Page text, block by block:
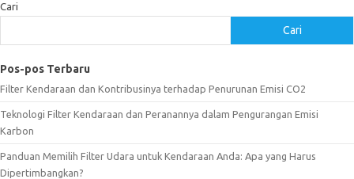
Cari
Cari
Pos-pos Terbaru
Filter Kendaraan dan Kontribusinya terhadap Penurunan Emisi CO2
Teknologi Filter Kendaraan dan Peranannya dalam Pengurangan Emisi
Karbon
Panduan Memilih Filter Udara untuk Kendaraan Anda: Apa yang Harus
Dipertimbangkan?